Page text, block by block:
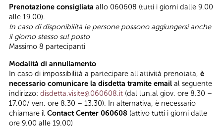
Prenotazione consigliata allo 060608 (tutti i giorni dalle 9.00
alle 19.00).
In caso di disponibilità le persone possono aggiungersi anche
il giorno stesso sul posto
Massimo 8 partecipanti
Modalità di annullamento
In caso di impossibilità a partecipare all’attività prenotata, è
necessario comunicare la disdetta tramite email al seguente
indirizzo: disdetta.visite@060608.it (dal lun.al giov. ore 8.30 –
17.00/ ven. ore 8.30 – 13.30). In alternativa, è necessario
chiamare il Contact Center 060608 (attivo tutti i giorni dalle
ore 9.00 alle 19.00)